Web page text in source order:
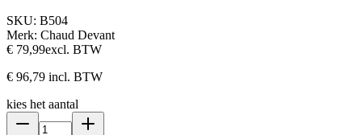
SKU: B504
Merk: Chaud Devant
€ 79,99excl. BTW
€ 96,79 incl. BTW
kies het aantal